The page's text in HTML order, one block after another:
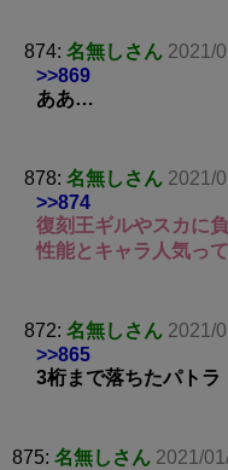
874: 名無しさん 2021/
>>869
ああ…
878: 名無しさん 2021/
>>874
復刻王ギルやスカに
性能とキャラ人気っ
872: 名無しさん 2021/
>>865
3桁まで落ちたパトラ
875: 名無しさん 2021/